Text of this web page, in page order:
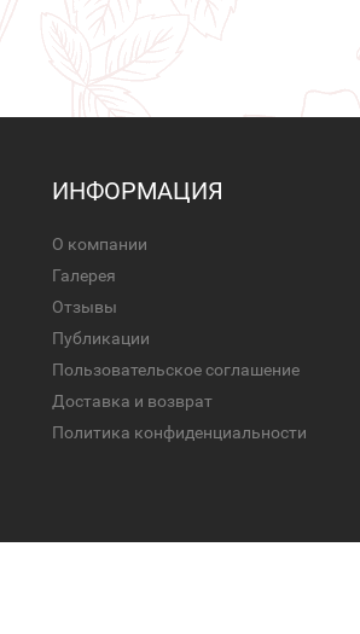
ИНФОРМАЦИЯ
О компании
Галерея
Отзывы
Публикации
Пользовательское соглашение
Доставка и возврат
Политика конфиденциальности